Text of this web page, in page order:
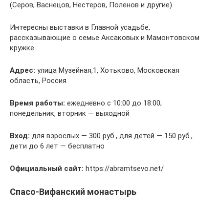
(Серов, Васнецов, Нестеров, Поленов и другие).
Интересны выставки в Главной усадьбе,
рассказывающие о семье Аксаковых и Мамонтовском
кружке.
Адрес: улица Музейная,1, Хотьково, Московская
область, Россия
Время работы: ежедневно с 10:00 до 18:00;
понедельник, вторник — выходной
Вход: для взрослых — 300 руб., для детей — 150 руб.,
дети до 6 лет — бесплатно
Официальный сайт: https://abramtsevo.net/
Спасо-Вифанский монастырь